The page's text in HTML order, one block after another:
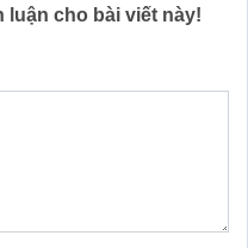
cho bài viết này!